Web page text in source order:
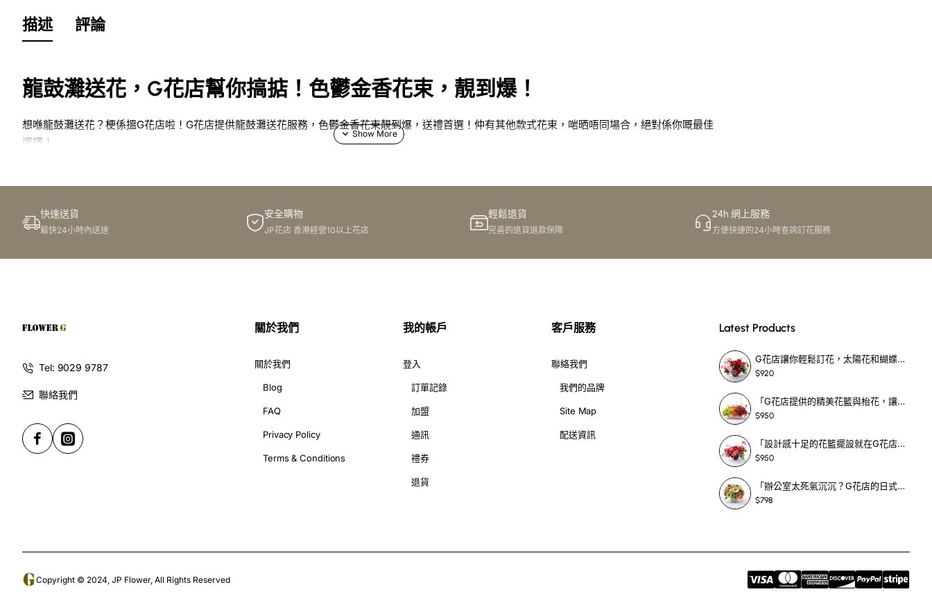
描述 評論
龍鼓灘送花，G花店幫你搞掂！色鬱金香花束，靚到爆！
想喺龍鼓灘送花？梗係搵G花店啦！G花店提供龍鼓灘送花服務，色鬱金香花束靚到爆，送禮首選！仲有其他款式花束，啱晒唔同場合，絕對係你嘅最佳
選擇！
簡介
講到送花，梗係要揀間信得過嘅花店啦！喺龍鼓灘呢個咁靚嘅地方，想搵間好嘅花店，真係唔係咁易。不過，唔使驚！今次我哋就嚟介紹一間好正嘅花
G花店喺龍鼓灘附近，提供送花服務，幫你省時省力。最緊要係，佢哋嘅花束真係靚到爆！尤其係佢哋嘅色鬱金香花束，真係好搶眼，夠晒特別！
G花店色鬱金香花束：靚到爆嘅秘密武器！
色鬱金香花束，真係G花店嘅「秘密武器」，因為佢哋嘅色鬱金香真係靚到爆！顏色鮮豔，花瓣厚實，而且花期長，真係送禮嘅首選！
點解色鬱金香咁受歡迎？
色鬱金香嘅顏色真係好多樣，有紅色、橙色、黃色、粉色等等，總有一款啱你心水！
G花店嘅花藝師，全部都係經驗豐富，對花藝嘅要求好高，設計嘅花束，一定係靚到爆！
快速送貨
最快24小時內送達
安全購物
JP花店 香港經營10以上花店
輕鬆退貨
完善的退貨退款保障
24h 網上服務
方便快捷的24小時查詢訂花服務
Tel: 9029 9787
聯絡我們
關於我們
關於我們
Blog
FAQ
Privacy Policy
Terms & Conditions
我的帳戶
登入
訂單記錄
加盟
通訊
禮券
退貨
客戶服務
聯絡我們
我們的品牌
Site Map
配送資訊
Latest Products
G花店讓你輕鬆訂花，太陽花和蝴蝶蘭花籃，適合每個重要時刻！-SF390
$920
「G花店提供的精美花籃與枱花，讓重要場合更顯祝賀與喜悅，適合各種用場！」-SF398
$950
「設計感十足的花籃擺設就在G花店！馬蹄蘭、袋鼠爪、罌粟花，為你的重大場合增光添彩！」-SF209
$950
「辦公室太死氣沉沉？G花店的日式花籃和定製枱花，為你帶來新鮮感！」-SF465
$798
Copyright © 2024, JP Flower, All Rights Reserved